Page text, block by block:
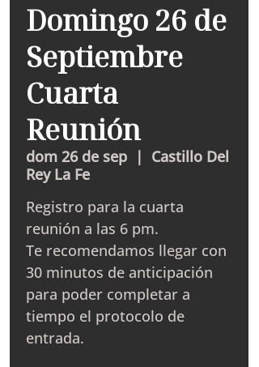
Domingo 26 de
Septiembre
Cuarta
Reunión
dom 26 de sep
  |
Castillo Del
Rey La Fe
Registro para la cuarta
reunión a las 6 pm.
Te recomendamos llegar con
30 minutos de anticipación
para poder completar a
tiempo el protocolo de
entrada.